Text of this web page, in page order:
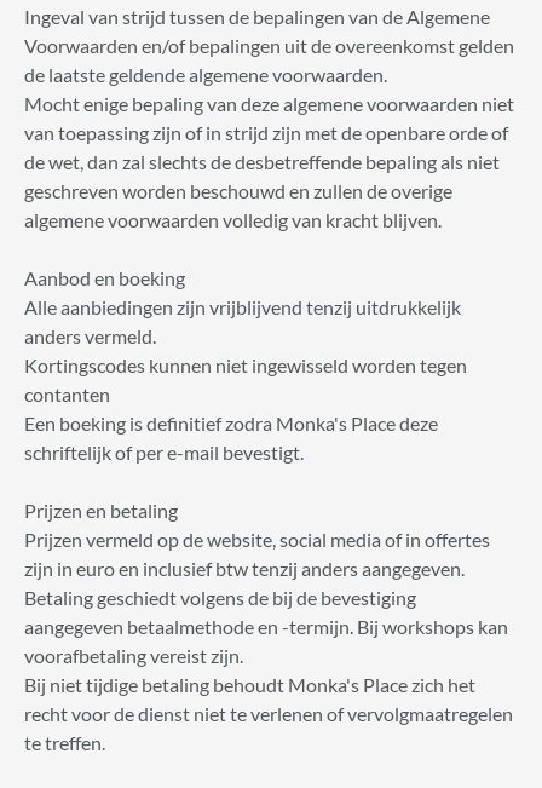
Ingeval van strijd tussen de bepalingen van de Algemene
Voorwaarden en/of bepalingen uit de overeenkomst gelden
de laatste geldende algemene voorwaarden.
Mocht enige bepaling van deze algemene voorwaarden niet
van toepassing zijn of in strijd zijn met de openbare orde of
de wet, dan zal slechts de desbetreffende bepaling als niet
geschreven worden beschouwd en zullen de overige
algemene voorwaarden volledig van kracht blijven.
Aanbod en boeking
Alle aanbiedingen zijn vrijblijvend tenzij uitdrukkelijk
anders vermeld.
Kortingscodes kunnen niet ingewisseld worden tegen
contanten
Een boeking is definitief zodra Monka's Place deze
schriftelijk of per e-mail bevestigt.
Prijzen en betaling
Prijzen vermeld op de website, social media of in offertes
zijn in euro en inclusief btw tenzij anders aangegeven.
Betaling geschiedt volgens de bij de bevestiging
aangegeven betaalmethode en -termijn. Bij workshops kan
voorafbetaling vereist zijn.
Bij niet tijdige betaling behoudt Monka's Place zich het
recht voor de dienst niet te verlenen of vervolgmaatregelen
te treffen.